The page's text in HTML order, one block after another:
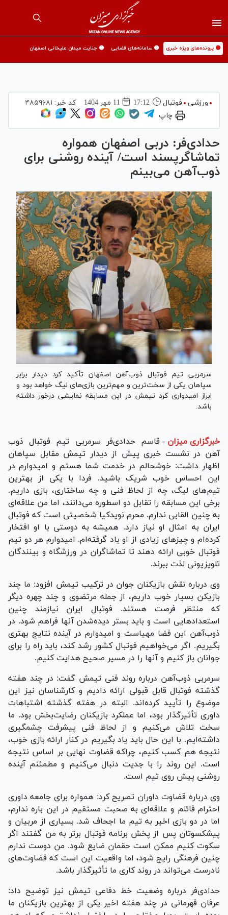
🟡 پرونده‌های ویژه خبری 🟡 سامانه‌های قضایی 🟡 جنایت میدان علیخانی اصفهان
ورزشی فوتبال 17:12 11 مهر 1404 کد خبر: ۴۸۵۹۶۸۱
چاپ
حدادی‌فر: دربی اصفهان همواره
تماشاگرپسند است/ آینده روشنی برای
ذوب‌آهن می‌بینم
سرمربی تیم فوتبال ذوب‌آهن اصفهان تأکید کرد دیدار برابر
سپاهان یکی از سخت‌ترین و مهم‌ترین بازی‌های لیگ خواهد بود و
ابراز امیدواری کرد تیمش در این مسابقه نمایشی درخور داشته
باشد.
خبرگزاری میزان - قاسم حدادی‌فر سرمربی تیم فوتبال ذوب
آهن در نشست خبری پیش از دیدار تیمش مقابل سپاهان
اظهار داشت: خوشحالم در خدمت شما هستم و امیدوارم در
این احساس خوب شریک باشید. فردا با یکی از بهترین
تیم‌های لیگ، چه از لحاظ فنی و چه ساختاری، بازی داریم.
برخی این مسابقه را تقابل دو اسطوره می‌دانند، اما من علاقه‌ای
به چنین القابی ندارم. محرم نویدکیا شخصیتی است که فوتبال
ایران به امثال او نیاز دارد. همیشه به دوستی با او افتخار
کرده‌ام و چیز‌های زیادی از او یاد گرفته‌ام. امیدوارم هر دو تیم
فوتبال خوبی ارائه دهند تا تماشاگران در ورزشگاه و بینندگان
تلویزیونی لذت ببرند.
وی درباره نقش بازیکنان جوان در ترکیب تیمش افزود: ما چند
بازیکن بسیار خوب داریم، از جمله مرتضوی و چند چهره دیگر
که منتظر فرصت هستند. فوتبال ایران نیازمند چنین
استعداد‌هایی است و باید بستر دیده‌شدن آنها فراهم شود. در
ذوب‌آهن این فضا مهیاست و امیدوارم در آینده نتایج بهتری
بگیریم. اگر می‌خواهیم فوتبال کشور رشد کند، باید راه را برای
جوانان باز کنیم و آنها را در مسیر صحیح هدایت کنیم.
سرمربی ذوب‌آهن درباره روند فنی تیمش گفت: در چند هفته
گذشته فوتبال قابل قبولی ارائه دادیم و کارشناسان نیز این
موضوع را تأیید کرده‌اند. البته در هفته گذشته اشتباهات
داوری تأثیرگذار بود، اما عملکرد بازیکنان رضایت‌بخش بود. ما
سخت تلاش می‌کنیم و از لحاظ فنی پیشرفت چشمگیری
داشته‌ایم. با این حال باید یاد بگیریم در کنار ارائه بازی خوب،
نتیجه هم کسب کنیم، چراکه قضاوت نهایی بر اساس نتیجه
است. این روند را با جدیت دنبال می‌کنیم و مطمئنم آینده
روشنی پیش روی تیم است.
وی درباره قضاوت داوران تصریح کرد: همواره برای جامعه داوری
احترام قائلم و علاقه‌ای به صحبت مستقیم در این باره ندارم،
اما در دو بازی اخیر به تیم ما اجحاف شد. بسیاری از مربیان و
پیشکسوتان پس از پخش برنامه فوتبال برتر به من گفتند اگر
سکوت کنیم ممکن است حقمان ضایع شود. من دوست ندارم
چنین فرهنگی رایج شود، اما واقعیت این است که قضاوت‌های
نادرست می‌تواند در روند کاری ما تأثیرگذار باشد.
حدادی‌فر درباره وضعیت خط دفاعی تیمش نیز توضیح داد:
عرفان قهرمانی در چند هفته اخیر یکی از بهترین بازیکنان ما